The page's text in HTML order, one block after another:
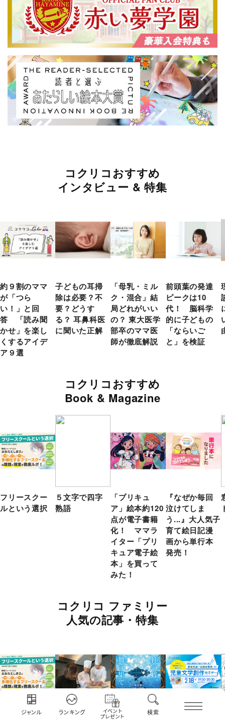
ジャンル ランキング イベント
プレゼント
検索
コクリコおすすめ
インタビュー & 特集
約９割のママ
が「つら
い！」と回
答 「読み聞
かせ」を楽し
くするアイデ
ア９選
子どもの耳掃
除は必要？不
要？どうす
る？ 耳鼻科医
に聞いた正解
「母乳・ミル
ク・混合」結
局どれがいい
の？ 東大医学
部卒のママ医
師が徹底解説
前頭葉の発達
ピークは10
代！ 脳科学
的に子どもの
「ならいご
と」を検証
コクリコおすすめ
Book & Magazine
フリースクー
ルという選択
５文字で四字
熟語
「プリキュ
ア」絵本約120
点が電子書籍
化！ ママラ
イター「プリ
キュア電子絵
本」を買って
みた！
『なぜか毎回
泣けてしま
う...』大人気子
育て絵日記漫
画から単行本
発売！
コクリコ ファミリー
人気の記事・特集
（PR）東急ホ 『神の蝶、舞